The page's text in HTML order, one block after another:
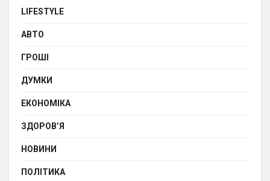
LIFESTYLE
АВТО
ГРОШІ
ДУМКИ
ЕКОНОМІКА
ЗДОРОВ’Я
НОВИНИ
ПОЛІТИКА